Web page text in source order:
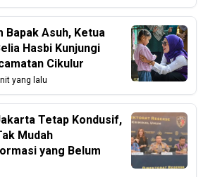
Bapak Asuh, Ketua
Hasbi Kunjungi
Cikulur
yang lalu
Tetap Kondusif,
Mudah
yang Belum